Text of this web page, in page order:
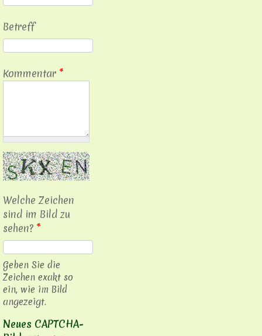
Betreff
Kommentar *
Welche Zeichen
sind im Bild zu
sehen? *
Geben Sie die
Zeichen exakt so
ein, wie im Bild
angezeigt.
Neues CAPTCHA-